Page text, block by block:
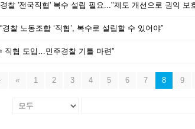
찰 '전국직협' 복수 설립 필요..."제도 개선으로 권익 보
경찰 노동조합 ‘직협’, 복수로 설립할 수 있어야”
직협 도입…민주경찰 기틀 마련”
« 1 2 3 4 5 6 7 8 9